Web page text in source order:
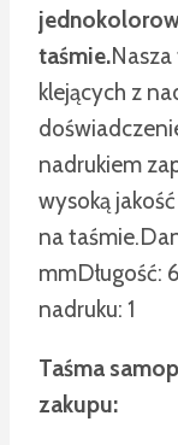
taśmie.
klejących z
nadrukiem
wysoką
na taśmie.
mmDługość:
nadruku: 1
Taśma
zakupu: